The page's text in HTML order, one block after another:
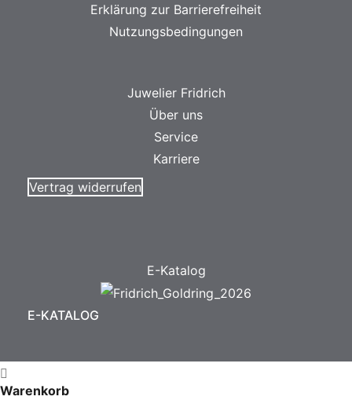
Erklärung zur Barrierefreiheit
Nutzungsbedingungen
Juwelier Fridrich
Über uns
Service
Karriere
Vertrag widerrufen
E-Katalog
E-KATALOG
Warenkorb